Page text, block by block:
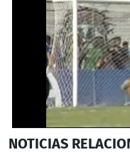
seconds
NOTICIAS